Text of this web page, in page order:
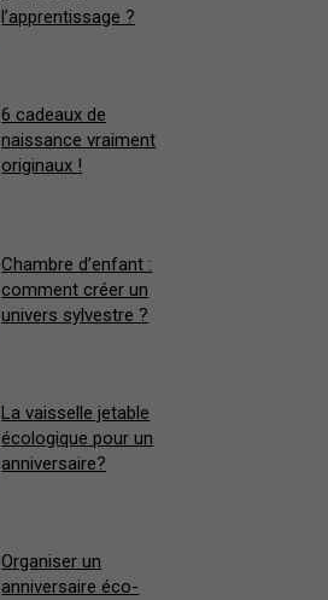
l’apprentissage ?
6 cadeaux de
naissance vraiment
originaux !
Chambre d’enfant :
comment créer un
univers sylvestre ?
La vaisselle jetable
écologique pour un
anniversaire?
Organiser un
anniversaire éco-